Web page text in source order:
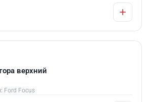
верхний
Ford Focus